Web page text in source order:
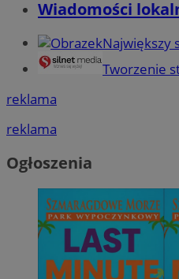
Wiadomości
Największy
Tworzenie
reklama
reklama
Ogłoszenia